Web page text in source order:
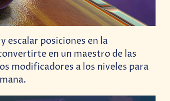
escalar posiciones en la
en un maestro de las
modificadores a los niveles para